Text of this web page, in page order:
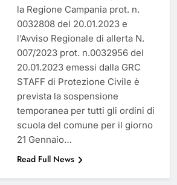
Postamat chiuso di notte a
Savignano: misura anti-rapina
fino alle 8:30
11 Mesi Ago
💡 Savignano 4.0 si rinnova: scopri
la nuova grafica del blog dedicato
al futuro del nostro paese
1 Anno Ago
🌤️ Nuova Webcam Live per il
Meteo a Savignano Irpino!
2 Anni Ago
Test IT-alert l’11 ottobre:
messaggio sui cellulari anche a
2 Anni Ago
la Regione Campania prot. n.
0032808 del 20.01.2023 e
l’Avviso Regionale di allerta N.
007/2023 prot. n.0032956 del
20.01.2023 emessi dalla GRC
STAFF di Protezione Civile è
prevista la sospensione
temporanea per tutti gli ordini di
scuola del comune per il giorno
21 Gennaio…
Read Full News